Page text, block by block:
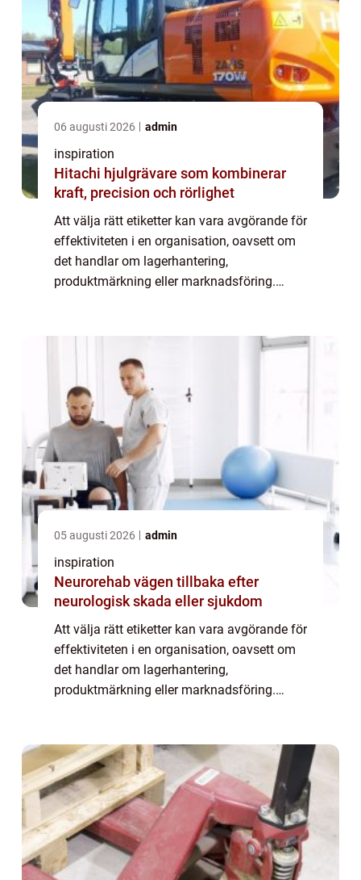
06 augusti 2026 admin
inspiration
Hitachi hjulgrävare som kombinerar
kraft, precision och rörlighet
Att välja rätt etiketter kan vara avgörande för
effektiviteten i en organisation, oavsett om
det handlar om lagerhantering,
produktmärkning eller marknadsföring.
05 augusti 2026 admin
inspiration
Neurorehab vägen tillbaka efter
neurologisk skada eller sjukdom
Att välja rätt etiketter kan vara avgörande för
effektiviteten i en organisation, oavsett om
det handlar om lagerhantering,
produktmärkning eller marknadsföring.